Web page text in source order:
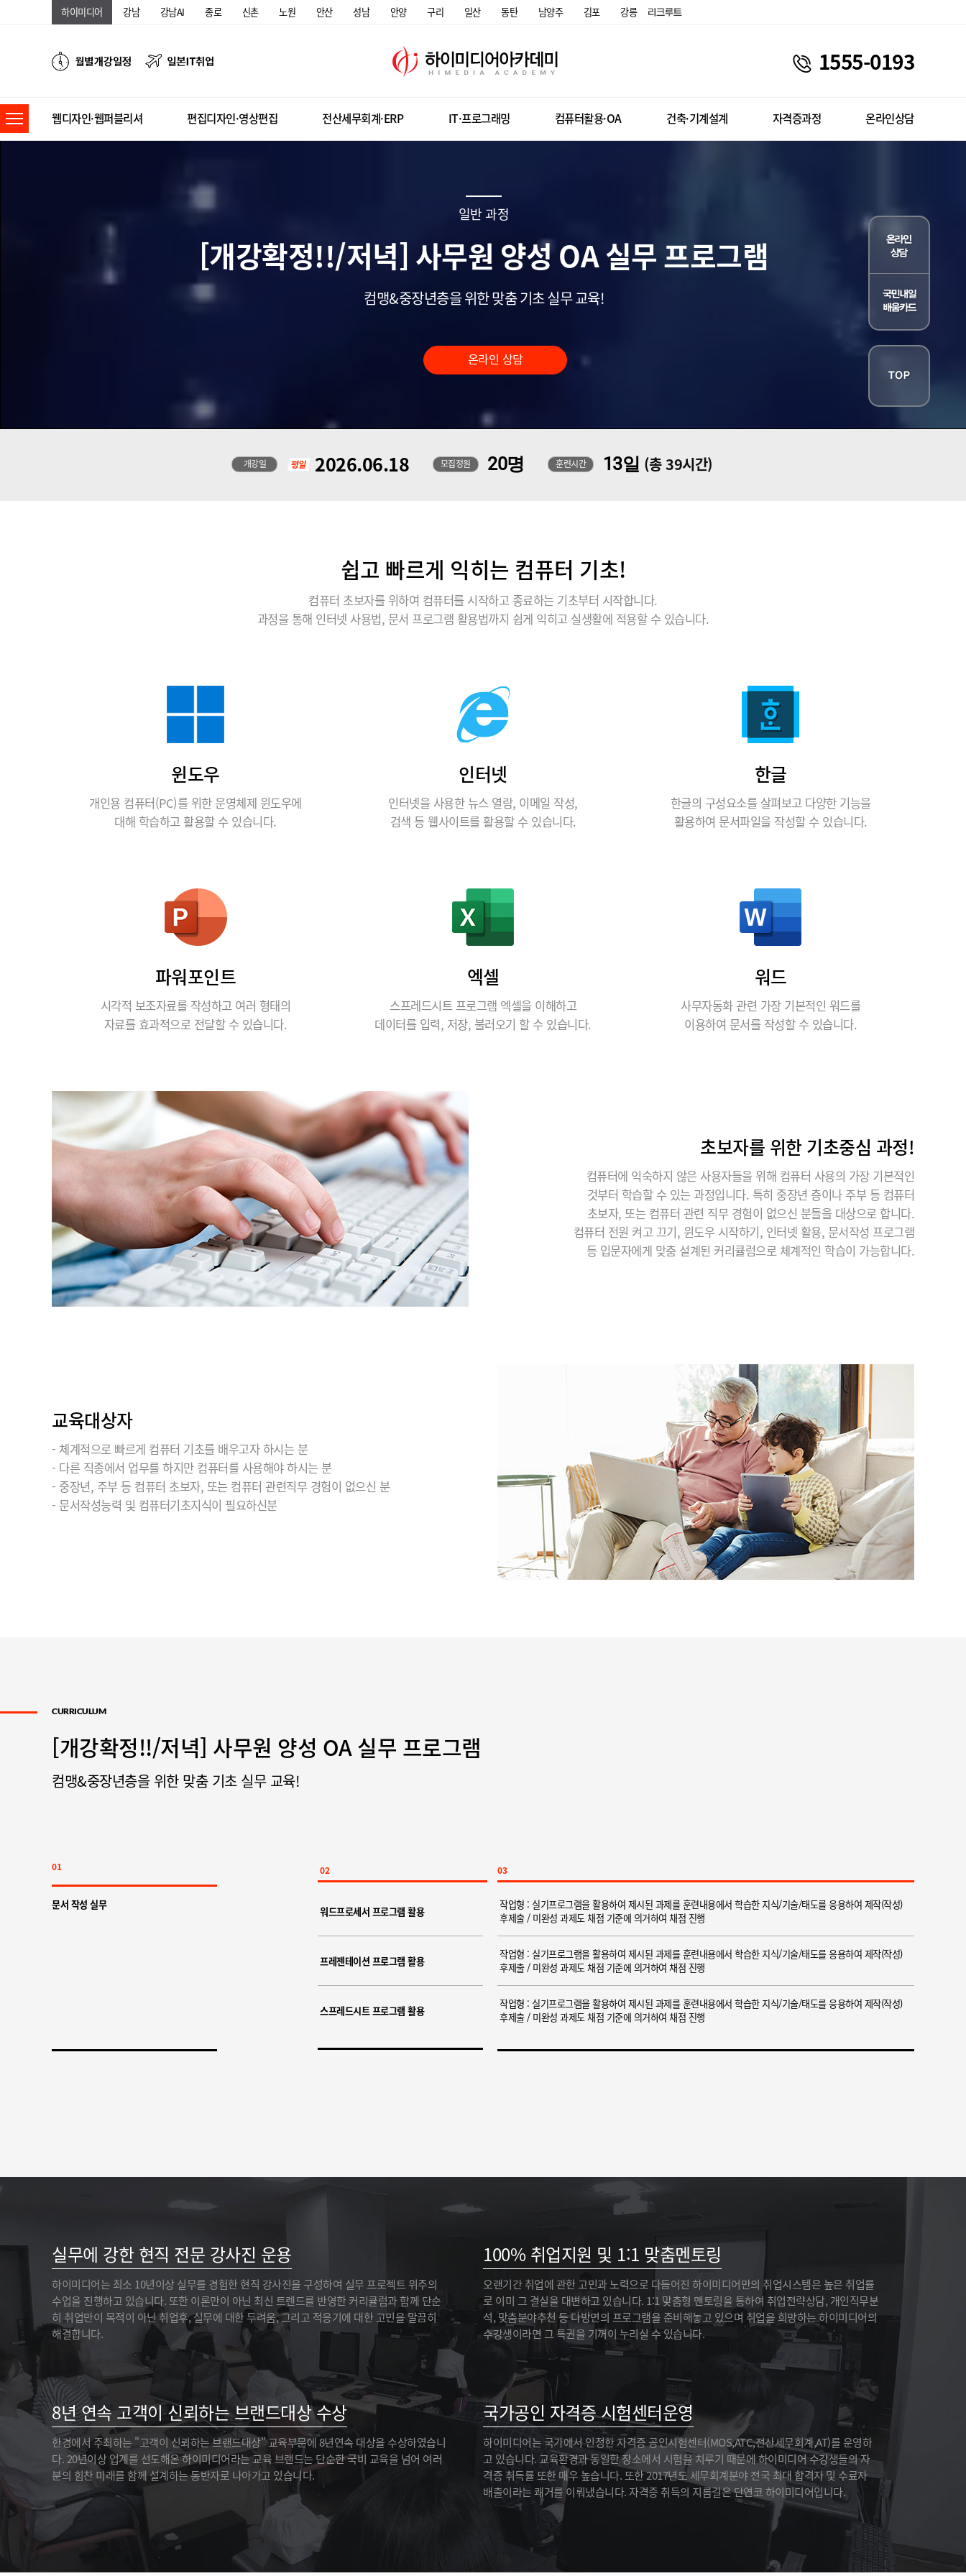
하이미디어 강남 강남AI 종로 신촌 노원 안산 성남 안양 구리 일산 동탄 남양주 김포 강릉
1555-0193
웹디자인·웹퍼블리셔 편집디자인·영상편집 전산세무회계·ERP IT·프로그래밍 컴퓨터활용·OA 건축·기계설계 자격증과정 온라인상담
일반 과정
[개강확정!!/저녁] 사무원 양성 OA 실무 프로그램
컴맹&중장년층을 위한 맞춤 기초 실무 교육!
온라인 상담
개강일 2026.06.18 모집정원 20명 훈련시간 13일 (총 39시간)
쉽고 빠르게 익히는 컴퓨터 기초!
컴퓨터 초보자를 위하여 컴퓨터를 시작하고 종료하는 기초부터 시작합니다.
과정을 통해 인터넷 사용법, 문서 프로그램 활용법까지 쉽게 익히고 실생활에 적용할 수 있습니다.
윈도우
개인용 컴퓨터(PC)를 위한 운영체제 윈도우에
대해 학습하고 활용할 수 있습니다.
인터넷
인터넷을 사용한 뉴스 열람, 이메일 작성,
검색 등 웹사이트를 활용할 수 있습니다.
한글
한글의 구성요소를 살펴보고 다양한 기능을
활용하여 문서파일을 작성할 수 있습니다.
파워포인트
시각적 보조자료를 작성하고 여러 형태의
자료를 효과적으로 전달할 수 있습니다.
엑셀
스프레드시트 프로그램 엑셀을 이해하고
데이터를 입력, 저장, 불러오기 할 수 있습니다.
워드
사무자동화 관련 가장 기본적인 워드를
이용하여 문서를 작성할 수 있습니다.
초보자를 위한 기초중심 과정!
컴퓨터에 익숙하지 않은 사용자들을 위해 컴퓨터 사용의 가장 기본적인
것부터 학습할 수 있는 과정입니다. 특히 중장년 층이나 주부 등 컴퓨터
초보자, 또는 컴퓨터 관련 직무 경험이 없으신 분들을 대상으로 합니다.
컴퓨터 전원 켜고 끄기, 윈도우 시작하기, 인터넷 활용, 문서작성 프로그램
등 입문자에게 맞춤 설계된 커리큘럼으로 체계적인 학습이 가능합니다.
교육대상자
- 체계적으로 빠르게 컴퓨터 기초를 배우고자 하시는 분
- 다른 직종에서 업무를 하지만 컴퓨터를 사용해야 하시는 분
- 중장년, 주부 등 컴퓨터 초보자, 또는 컴퓨터 관련직무 경험이 없으신 분
- 문서작성능력 및 컴퓨터기초지식이 필요하신분
CURRICULUM
[개강확정!!/저녁] 사무원 양성 OA 실무 프로그램
컴맹&중장년층을 위한 맞춤 기초 실무 교육!
01 02 03
문서 작성 실무
워드프로세서 프로그램 활용
작업형 : 실기프로그램을 활용하여 제시된 과제를 훈련내용에서 학습한 지식/기술/태도를 응용하여 제작(작성)
후제출 / 미완성 과제도 채점 기준에 의거하여 채점 진행
프레젠테이션 프로그램 활용
작업형 : 실기프로그램을 활용하여 제시된 과제를 훈련내용에서 학습한 지식/기술/태도를 응용하여 제작(작성)
후제출 / 미완성 과제도 채점 기준에 의거하여 채점 진행
스프레드시트 프로그램 활용
작업형 : 실기프로그램을 활용하여 제시된 과제를 훈련내용에서 학습한 지식/기술/태도를 응용하여 제작(작성)
후제출 / 미완성 과제도 채점 기준에 의거하여 채점 진행
실무에 강한 현직 전문 강사진 운용
하이미디어는 최소 10년이상 실무를 경험한 현직 강사진을 구성하여 실무 프로젝트 위주의
수업을 진행하고 있습니다. 또한 이론만이 아닌 최신 트렌드를 반영한 커리큘럼과 함께 단순
히 취업만이 목적이 아닌 취업후, 실무에 대한 두려움, 그리고 적응기에 대한 고민을 말끔히
해결합니다.
100% 취업지원 및 1:1 맞춤멘토링
오랜기간 취업에 관한 고민과 노력으로 다듬어진 하이미디어만의 취업시스템은 높은 취업률
로 이미 그 결실을 대변하고 있습니다. 1:1 맞춤형 멘토링을 통하여 취업전략상담, 개인직무분
석, 맞춤분야추천 등 다방면의 프로그램을 준비해놓고 있으며 취업을 희망하는 하이미디어의
수강생이라면 그 특권을 기꺼이 누리실 수 있습니다.
8년 연속 고객이 신뢰하는 브랜드대상 수상
한경에서 주최하는 "고객이 신뢰하는 브랜드대상" 교육부문에 8년연속 대상을 수상하였습니
다. 20년이상 업계를 선도해온 하이미디어라는 교육 브랜드는 단순한 국비 교육을 넘어 여러
분의 힘찬 미래를 함께 설계하는 동반자로 나아가고 있습니다.
국가공인 자격증 시험센터운영
하이미디어는 국가에서 인정한 자격증 공인시험센터(MOS,ATC,전산세무회계,AT)를 운영하
고 있습니다. 교육환경과 동일한 장소에서 시험을 치루기 때문에 하이미디어 수강생들의 자
격증 취득률 또한 매우 높습니다. 또한 2017년도 세무회계분야 전국 최대 합격자 및 수료자
배출이라는 쾌거를 이뤄냈습니다. 자격증 취득의 지름길은 단연코 하이미디어입니다.
도 여기 와서 공부하고 싶어요 유익한 시간이
모델이나 구매해도 설치를 도와주겠다”, “공
부하다가 궁금한 점은 이메일로 문의해도 된
다”...
★★★★★
시간이 짧아 결과물에 정성을 쏟을 시간이 다
소 부족했지만 그래도 만족스러운 결과를 낼
수 있었고 협업과 소통이 업무에 어떠한 영향
을 끼칠 수 있는지 직접 느끼며 체험해볼 수 있
는 ...
★★★★★
시간과 열의를 다해 경험이 녹아있는 인사이
트를 제공해 주시고, 주말까지 멘티들을 세심
하게 케어해 주신 멘토님들께 감사드립니다.